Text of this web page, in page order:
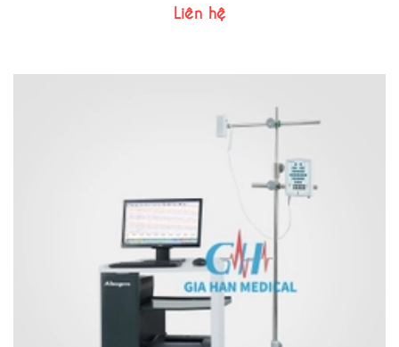
Liên hệ